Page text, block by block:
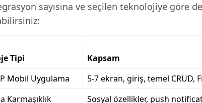
sayısına ve seçilen teknolojiye göre
Tipi Kapsam
Mobil Uygulama
5-7 ekran, giriş, temel CRUD,
Karmaşıklık
Sosyal özellikler, push